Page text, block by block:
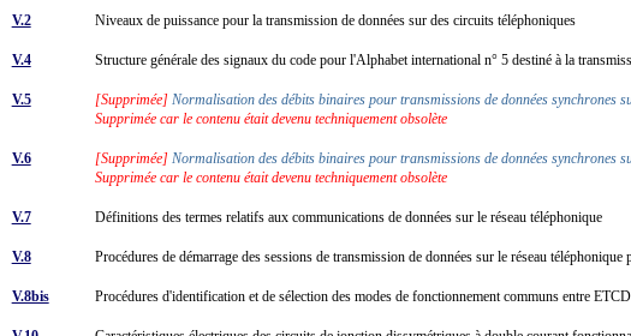
V.2 Niveaux de puissance pour la transmission de données sur des circuits téléphoniques
V.4 Structure générale des signaux du code pour l'Alphabet international n° 5 destiné à la
V.5 [Supprimée] Normalisation des débits binaires pour transmissions de données synchrones
Supprimée car le contenu était devenu techniquement obsolète
V.6 [Supprimée] Normalisation des débits binaires pour transmissions de données synchrones
Supprimée car le contenu était devenu techniquement obsolète
V.7 Définitions des termes relatifs aux communications de données sur le réseau téléphonique
V.8 Procédures de démarrage des sessions de transmission de données sur le réseau téléphonique
V.8bis Procédures d'identification et de sélection des modes de fonctionnement communs entre